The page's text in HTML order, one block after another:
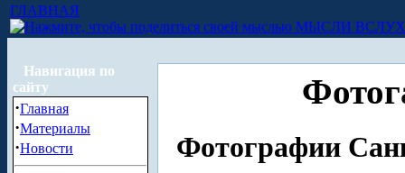
ГЛАВНАЯ
МЫСЛИ ВСЛУХ
Навигация по
сайту
·Главная
·Материалы
·Новости Фотографии